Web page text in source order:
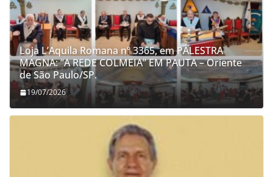
Loja L’Aquila Romana nº 3365, em PALESTRA
MAGNA: “A REDE COLMEIA” EM PAUTA – Oriente
de São Paulo/SP.
19/07/2026